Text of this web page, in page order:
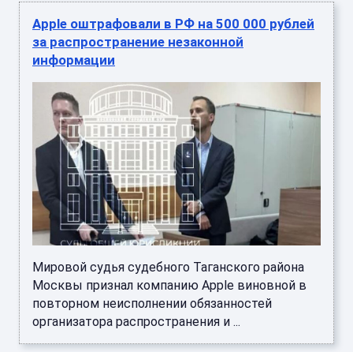
Apple оштрафовали в РФ на 500 000 рублей
за распространение незаконной
информации
Мировой судья судебного Таганского района
Москвы признал компанию Apple виновной в
повторном неисполнении обязанностей
организатора распространения и ...